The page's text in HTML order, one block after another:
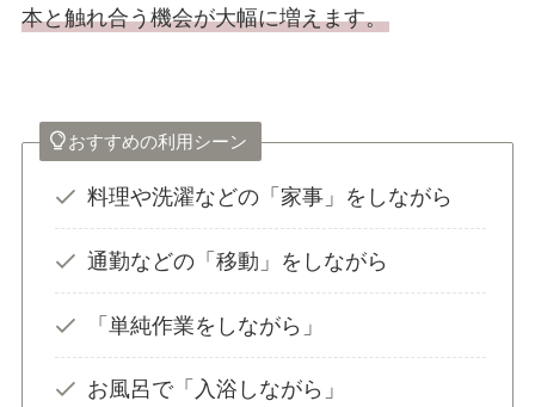
本と触れ合う機会が大幅に増えます。
おすすめの利用シーン
料理や洗濯などの「家事」をしながら
通勤などの「移動」をしながら
「単純作業をしながら」
お風呂で「入浴しながら」